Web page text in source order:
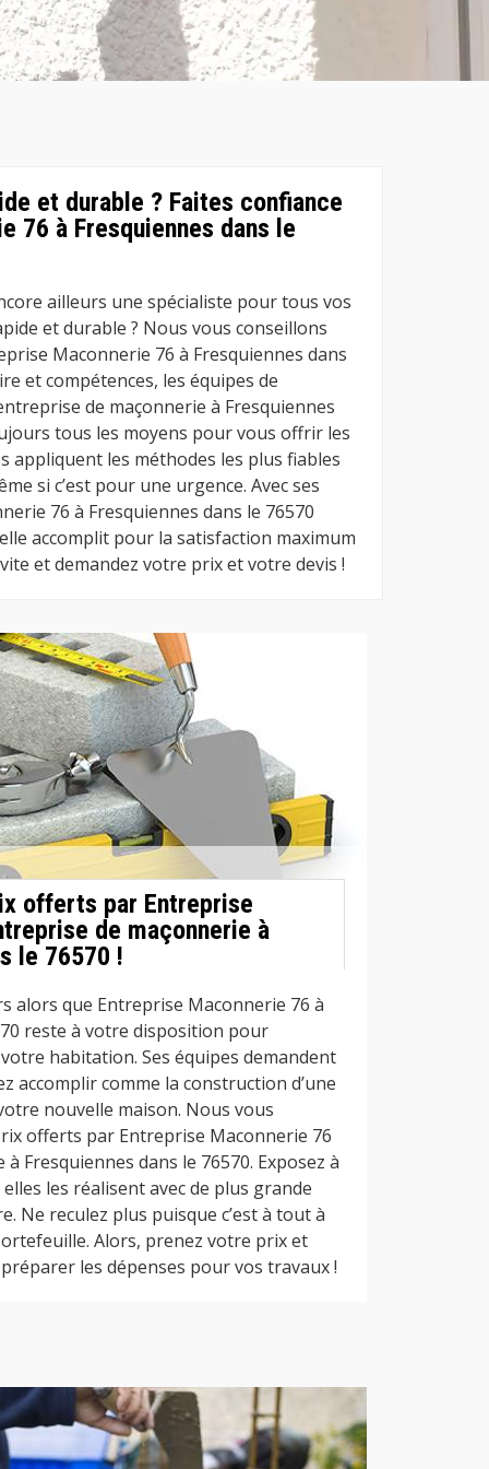
et durable ? Faites confiance
76 à Fresquiennes dans le
ailleurs une spécialiste pour tous vos
et durable ? Nous vous conseillons
Maconnerie 76 à Fresquiennes dans
et compétences, les équipes de
de maçonnerie à Fresquiennes
tous les moyens pour vous offrir les
appliquent les méthodes les plus fiables
si c’est pour une urgence. Avec ses
76 à Fresquiennes dans le 76570
accomplit pour la satisfaction maximum
et demandez votre prix et votre devis !
offerts par Entreprise
de maçonnerie à
le 76570 !
alors que Entreprise Maconnerie 76 à
reste à votre disposition pour
habitation. Ses équipes demandent
accomplir comme la construction d’une
nouvelle maison. Nous vous
offerts par Entreprise Maconnerie 76
Fresquiennes dans le 76570. Exposez à
les réalisent avec de plus grande
Ne reculez plus puisque c’est à tout à
Alors, prenez votre prix et
les dépenses pour vos travaux !